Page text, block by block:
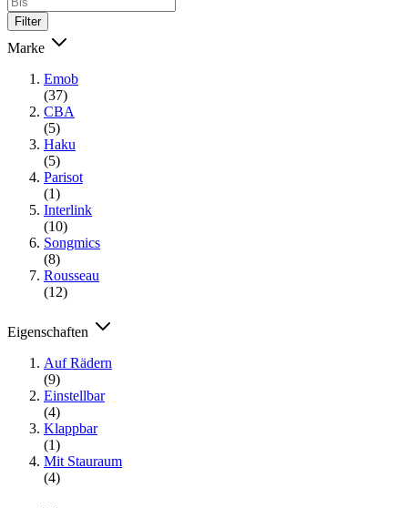
Filter
Marke
Emob
(37)
CBA
(5)
Haku
(5)
Parisot
(1)
Interlink
(10)
Songmics
(8)
Rousseau
(12)
Eigenschaften
Auf Rädern
(9)
Einstellbar
(4)
Klappbar
(1)
Mit Stauraum
(4)